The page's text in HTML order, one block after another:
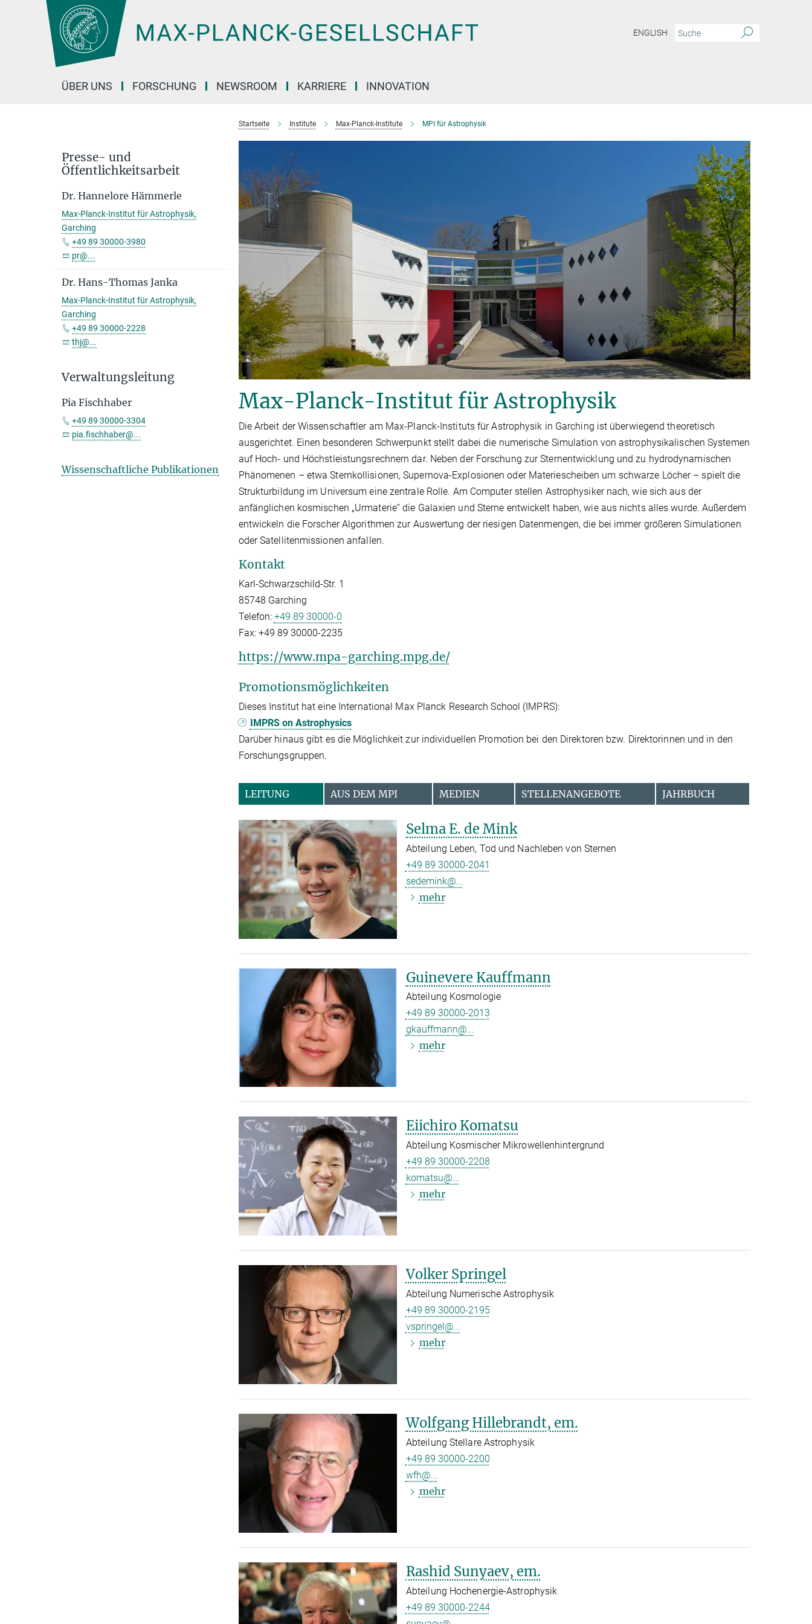
Hauptinhalt
ENGLISH
ÜBER UNS FORSCHUNG NEWSROOM KARRIERE INNOVATION
Startseite Institute Max-Planck-Institute MPI für Astrophysik
Max-Planck-Institut für Astrophysik
Die Arbeit der Wissenschaftler am Max-Planck-Instituts für Astrophysik in Garching ist überwiegend theoretisch
ausgerichtet. Einen besonderen Schwerpunkt stellt dabei die numerische Simulation von astrophysikalischen Systemen
auf Hoch- und Höchstleistungsrechnern dar. Neben der Forschung zur Sternentwicklung und zu hydrodynamischen
Phänomenen – etwa Sternkollisionen, Supernova-Explosionen oder Materiescheiben um schwarze Löcher – spielt die
Strukturbildung im Universum eine zentrale Rolle. Am Computer stellen Astrophysiker nach, wie sich aus der
anfänglichen kosmischen „Urmaterie“ die Galaxien und Sterne entwickelt haben, wie aus nichts alles wurde. Außerdem
entwickeln die Forscher Algorithmen zur Auswertung der riesigen Datenmengen, die bei immer größeren Simulationen
oder Satellitenmissionen anfallen.
Kontakt
Karl-Schwarzschild-Str. 1
85748 Garching
Telefon: +49 89 30000-0
Fax:+49 89 30000-2235
https://www.mpa-garching.mpg.de/
Promotionsmöglichkeiten
Dieses Institut hat eine International Max Planck Research School (IMPRS):
IMPRS on Astrophysics
Darüber hinaus gibt es die Möglichkeit zur individuellen Promotion bei den Direktoren bzw. Direktorinnen und in den
Forschungsgruppen.
LEITUNG AUS DEM MPI MEDIEN STELLENANGEBOTE JAHRBUCH
Selma E. de Mink
Abteilung Leben, Tod und Nachleben von Sternen
+49 89 30000-2041
sedemink@...
mehr
Guinevere Kauffmann
Abteilung Kosmologie
+49 89 30000-2013
gkauffmann@...
mehr
Eiichiro Komatsu
Abteilung Kosmischer Mikrowellenhintergrund
+49 89 30000-2208
komatsu@...
mehr
Volker Springel
Abteilung Numerische Astrophysik
+49 89 30000-2195
vspringel@...
mehr
Wolfgang Hillebrandt, em.
Abteilung Stellare Astrophysik
+49 89 30000-2200
wfh@...
mehr
Rashid Sunyaev, em.
Abteilung Hochenergie-Astrophysik
+49 89 30000-2244
Presse- und
Öffentlichkeitsarbeit
Dr. Hannelore Hämmerle
Max-Planck-Institut für Astrophysik,
Garching
+49 89 30000-3980
pr@...
Dr. Hans-Thomas Janka
Max-Planck-Institut für Astrophysik,
Garching
+49 89 30000-2228
thj@...
Verwaltungsleitung
Pia Fischhaber
+49 89 30000-3304
pia.fischhaber@...
Wissenschaftliche Publikationen